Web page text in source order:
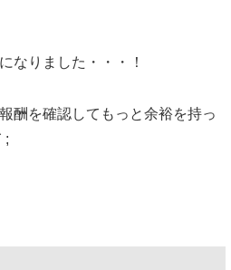
なりました・・・！
酬を確認してもっと余裕を持っ
;